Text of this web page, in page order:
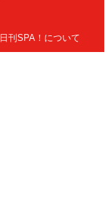
日刊SPA！について